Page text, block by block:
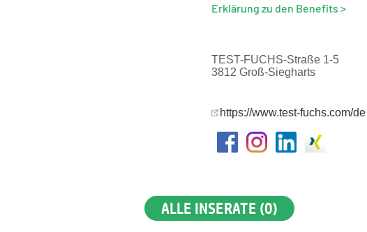
Erklärung zu den Benefits >
TEST-FUCHS-Straße 1-5
3812 Groß-Siegharts
https://www.test-fuchs.com/de
ALLE INSERATE (0)